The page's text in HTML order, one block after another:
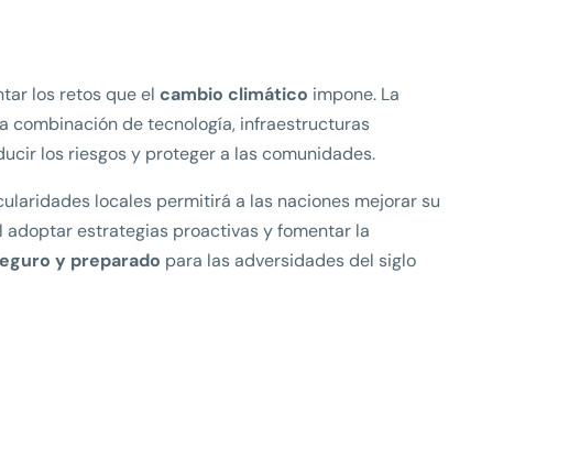
los retos que elcambio climático impone. La
combinación de tecnología, infraestructuras
los riesgos y proteger a las comunidades.
locales permitirá a las naciones mejorar su
estrategias proactivas y fomentar la
y preparado para las adversidades del siglo